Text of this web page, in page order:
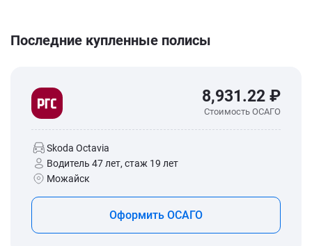
Последние купленные полисы
8,931.22 ₽
Стоимость ОСАГО
Skoda Octavia
Водитель 47 лет, стаж 19 лет
Можайск
Оформить ОСАГО